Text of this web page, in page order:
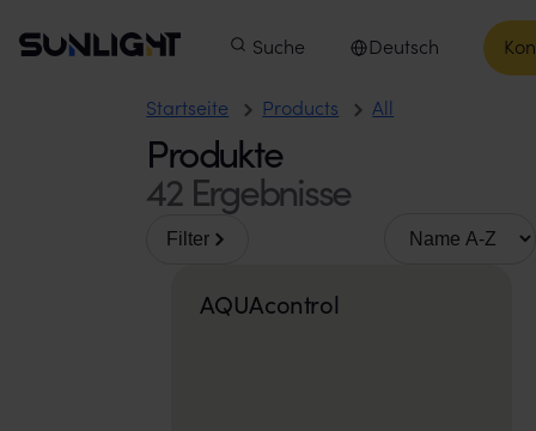
Sunlight Group
Hauptmenü
Produkte Unsere Unternehmen
Suche
Sprache auswählen
Deutsch
ProdukteStartseite Products All
Produkte
42 Ergebnisse
Filter
AQUAcontrol